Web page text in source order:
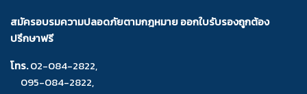
สมัครอบรมความปลอดภัยตามกฎหมาย ออกใบรับรองถูกต้อง
ปรึกษาฟรี
โทร.02-084-2822,
095-084-2822,